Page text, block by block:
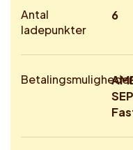
Antal
ladepunkter
6
Betalingsmuligheder